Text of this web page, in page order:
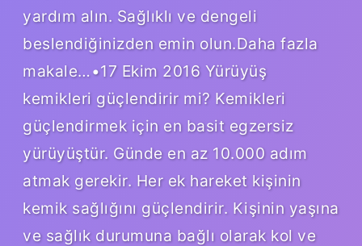
yardım alın. Sağlıklı ve dengeli
beslendiğinizden emin olun.Daha fazla
makale…•17 Ekim 2016 Yürüyüş
kemikleri güçlendirir mi? Kemikleri
güçlendirmek için en basit egzersiz
yürüyüştür. Günde en az 10.000 adım
atmak gerekir. Her ek hareket kişinin
kemik sağlığını güçlendirir. Kişinin yaşına
ve sağlık durumuna bağlı olarak kol ve